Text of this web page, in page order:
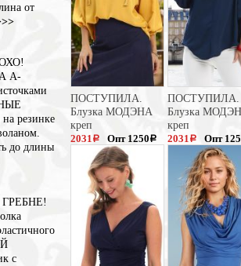
от
А-
резинке
до длины
с
ПОСТУПИЛА.
Блузка МОДЭНА
креп
2031 a
a
Опт 1250 a
ПОСТУПИЛА.
Блузка
креп
2031 a Опт